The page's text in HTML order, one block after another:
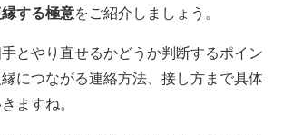
する極意をご紹介しましょう。
とやり直せるかどうか判断するポイン
縁につながる連絡方法、接し方まで具体
ますね。